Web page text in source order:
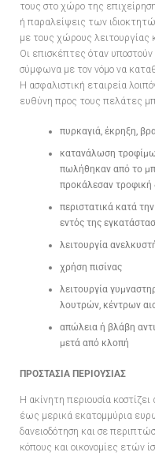
τους στο χώρο της
ή παραλείψεις των
με τους χώρους λειτουργίας
Οι επισκέπτες όταν
σύμφωνα με τον νόμο να
Η ασφαλιστική εταιρεία
ευθύνη προς τους πελάτες
πυρκαγιά, έκρηξη,
κατανάλωση
πωλήθηκαν από το
προκάλεσαν τροφική
περιστατικά κατά
εντός της
λειτουργία
χρήση πισίνας
λειτουργία
λουτρών, κέντρων
απώλεια ή βλάβη
μετά από κλοπή
ΠΡΟΣΤΑΣΙΑ ΠΕΡΙΟΥΣΙΑΣ
Η ακίνητη περιουσία
έως μερικά εκατομμύρια
δανειοδότηση και σε
κόπους και οικονομίες ετών